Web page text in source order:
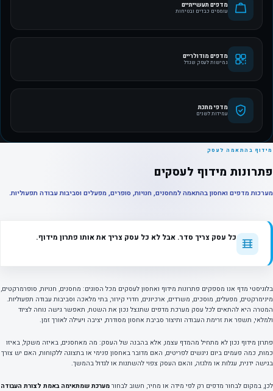
מדפים תעשייתיים
עומסים כבדים ובטיחות
מדפים מודולריים
גמישות לעסק שגדל
מדפי מתכת
עמידות לשנים
מידוף בהתאמה לעסק
פתרונות מידוף לעסקים
מערכות מדפים ואחסון בהתאמה למחסנים, חנויות, סופרים, מפעלים וסביבות עבודה תפעוליות.
כל עסק צריך סדר. אבל לא כל עסק צריך את אותו פתרון מידוף.
בלוגיסטי מדף אנו מספקים פתרונות מידוף ואחסון לעסקים מכל הסוגים: מחסנים, חנויות, סופרמרקטים,
מינימרקטים, מפעלים, מוסכים, משרדים, ארכיונים, חדרי קירור, בתי מלאכה וסביבות עבודה תפעוליות.
המטרה היא להתאים לכל עסק מערכת מדפים שתנצל נכון את השטח, תאפשר גישה נוחה לציוד
ולמלאי, תשפר את זרימת העבודה ותיצור סביבת אחסון מסודרת, יציבה ויעילה לאורך זמן.
פתרון מידוף נכון לא מתחיל מהמדף עצמו, אלא בהבנה של העסק: מה מאחסנים, באיזה משקל, באיזו
כמות, כמה פעמים ביום ניגשים לפריטים, האם מדובר באחסון פנימי או בתצוגה ללקוחות, האם יש צורך
בגישה ידנית, עגלות או מלגזה, והאם העסק צפוי להשתנות או לגדול בהמשך.
לכן, במקום לבחור מדפים רק לפי מידה או מחיר, חשוב לבחור מערכת שמתאימה באמת לצורת העבודה